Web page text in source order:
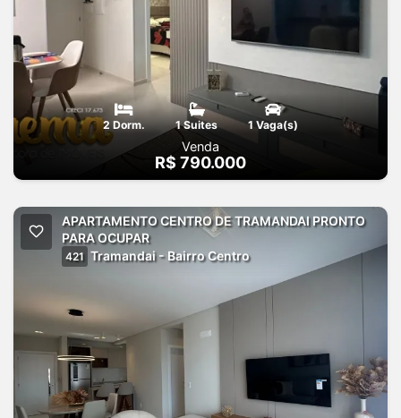
2 Dorm. 1 Suites 1 Vaga(s)
Venda
R$ 790.000
APARTAMENTO CENTRO DE TRAMANDAI PRONTO
PARA OCUPAR
421 Tramandai - Bairro Centro